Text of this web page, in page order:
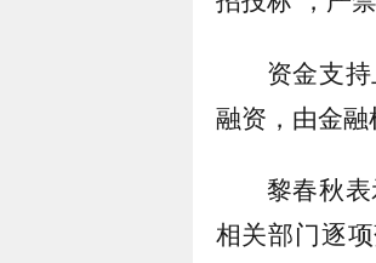
资金支
融资，由金
黎春秋
相关部门逐